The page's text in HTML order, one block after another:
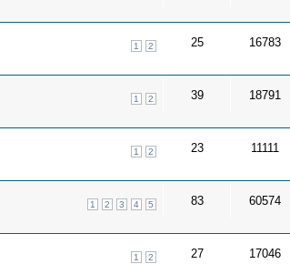
1 2 25 16783
1 2 39 18791
1 2 23 11111
1 2 3 4 5 83 60574
1 2 27 17046